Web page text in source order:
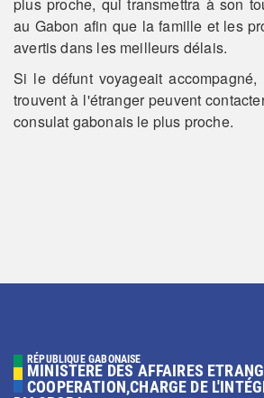
au Gabon afin que la famille et les
avertis dans les meilleurs délais.
Si le défunt voyageait
trouvent à l'étranger peuvent
consulat gabonais le plus proche.
RÉPUBLIQUE GABONAISE
MINISTERE DES AFFAIRES
COOPERATION,CHARGE DE